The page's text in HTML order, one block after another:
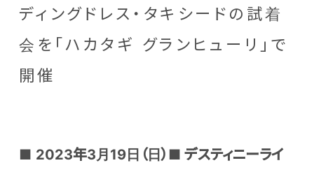
ディングドレス・タキシードの試着
会を「ハカタギ グランヒューリ」で
開催
■ 2023年3月19日（日） ■ デスティニーライ